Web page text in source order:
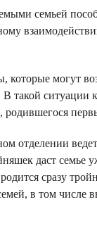
семьей
которые могут
такой ситуации
родившегося
отделении
даст семье
сразу
в том числе